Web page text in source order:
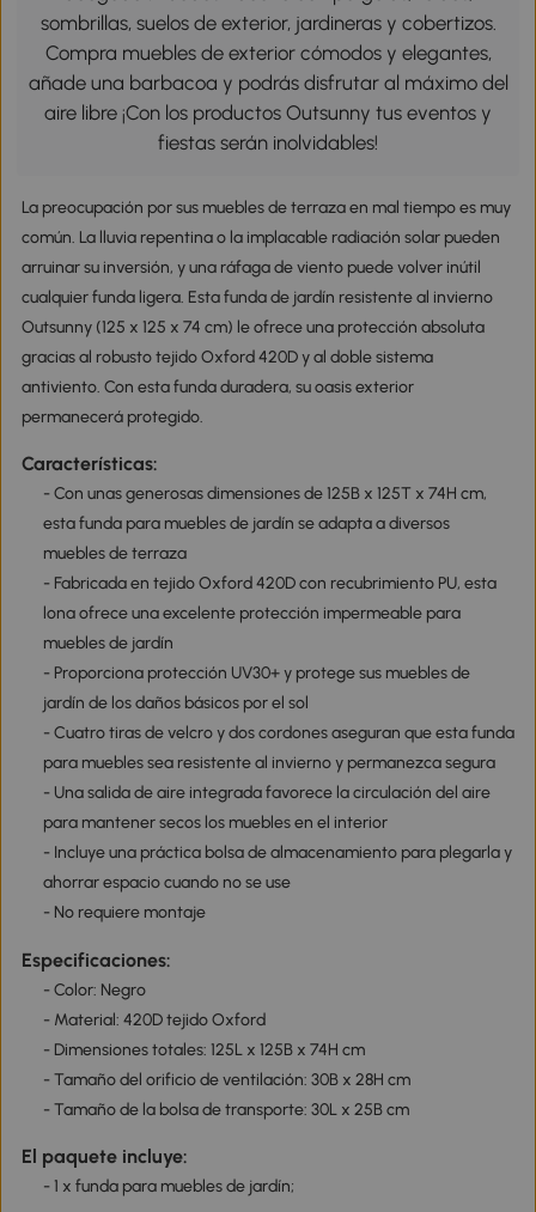
sombrillas, suelos de exterior, jardineras y cobertizos.
Compra muebles de exterior cómodos y elegantes,
añade una barbacoa y podrás disfrutar al máximo del
aire libre ¡Con los productos Outsunny tus eventos y
fiestas serán inolvidables!
La preocupación por sus muebles de terraza en mal tiempo es muy
común. La lluvia repentina o la implacable radiación solar pueden
arruinar su inversión, y una ráfaga de viento puede volver inútil
cualquier funda ligera. Esta funda de jardín resistente al invierno
Outsunny (125 x 125 x 74 cm) le ofrece una protección absoluta
gracias al robusto tejido Oxford 420D y al doble sistema
antiviento. Con esta funda duradera, su oasis exterior
permanecerá protegido.
Características:
- Con unas generosas dimensiones de 125B x 125T x 74H cm,
esta funda para muebles de jardín se adapta a diversos
muebles de terraza
- Fabricada en tejido Oxford 420D con recubrimiento PU, esta
lona ofrece una excelente protección impermeable para
muebles de jardín
- Proporciona protección UV30+ y protege sus muebles de
jardín de los daños básicos por el sol
- Cuatro tiras de velcro y dos cordones aseguran que esta funda
para muebles sea resistente al invierno y permanezca segura
- Una salida de aire integrada favorece la circulación del aire
para mantener secos los muebles en el interior
- Incluye una práctica bolsa de almacenamiento para plegarla y
ahorrar espacio cuando no se use
- No requiere montaje
Especificaciones:
- Color: Negro
- Material: 420D tejido Oxford
- Dimensiones totales: 125L x 125B x 74H cm
- Tamaño del orificio de ventilación: 30B x 28H cm
- Tamaño de la bolsa de transporte: 30L x 25B cm
El paquete incluye:
- 1 x funda para muebles de jardín;